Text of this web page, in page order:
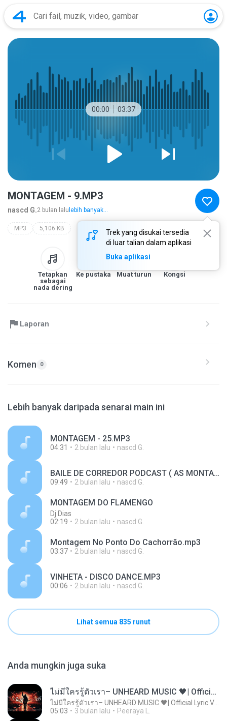
00:00 03:37
Trek yang disukai tersedia
di luar talian dalam aplikasi
Buka aplikasi
MONTAGEM - 9.MP3
nascd G.2 bulan lalu lebih banyak...
MP3 5,106 KB
Tetapkan
sebagai
nada dering
Ke pustaka Muat turun Kongsi
Laporan
Komen 0
Lebih banyak daripada senarai main ini
MONTAGEM - 25.MP3
04:31 2 bulan lalu nascd G.
BAILE DE CORREDOR PODCAST ( AS MONTAGENS QUE VOCÊ CAIA NA PORRAD@ ).mp3
09:49 2 bulan lalu nascd G.
MONTAGEM DO FLAMENGO
Dj Dias
02:19
2 bulan lalu nascd G.
Montagem No Ponto Do Cachorrão.mp3
03:37 2 bulan lalu nascd G.
VINHETA - DISCO DANCE.MP3
00:06 2 bulan lalu nascd G.
Lihat semua 835 runut
Anda mungkin juga suka
ไม่มีใครรู้ตัวเรา– UNHEARD MUSIC 🖤| Official Lyric Video | เพลงสู้ชีวิต
05:03
3 bulan lalu Peeraya L.